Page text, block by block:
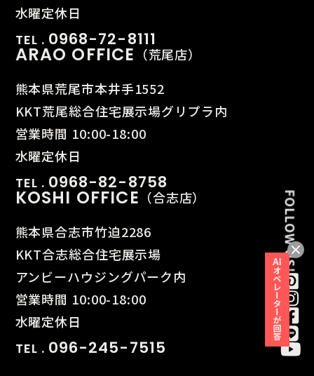
水曜定休日
TEL . 0968-72-8111
ARAO OFFICE （荒尾店）
熊本県荒尾市本井手1552
KKT荒尾総合住宅展示場グリプラ内
営業時間 10:00-18:00
水曜定休日
TEL . 0968-82-8758
KOSHI OFFICE （合志店）
熊本県合志市竹迫2286
KKT合志総合住宅展示場
アンビーハウジングパーク内
営業時間 10:00-18:00
水曜定休日
TEL . 096-245-7515